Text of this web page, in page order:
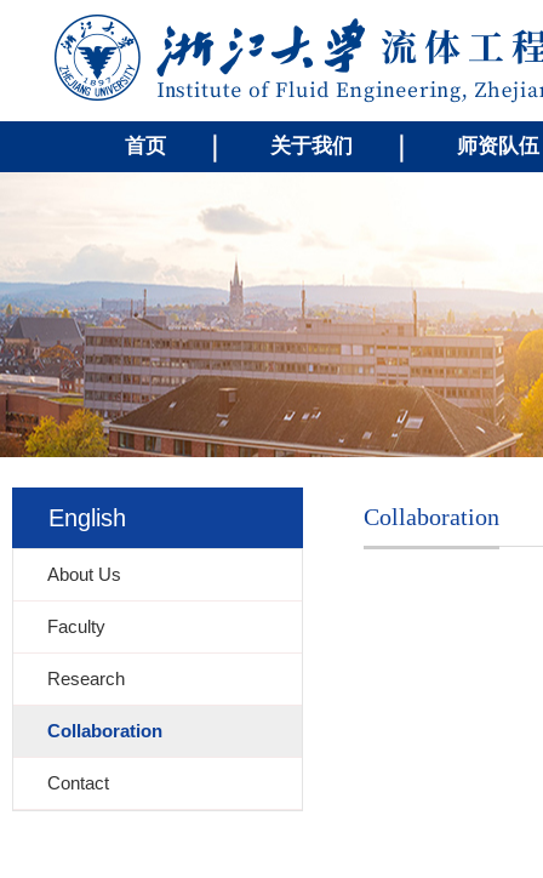
首页 关于我们 师资队伍
English
About Us
Faculty
Research
Collaboration
Contact
Collaboration